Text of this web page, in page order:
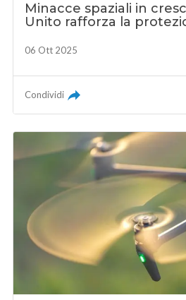
Minacce spaziali in
Unito rafforza la
06 Ott 2025
Condividi